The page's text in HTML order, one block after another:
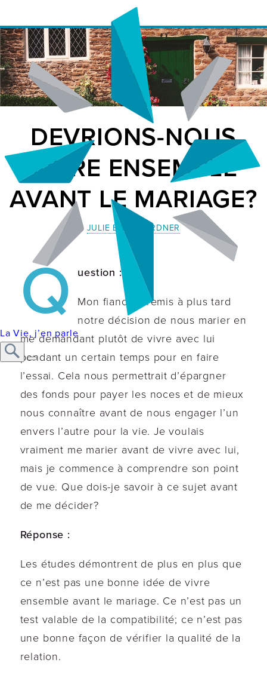
La Vie, j’en parle
DEVRIONS-NOUS
VIVRE ENSEMBLE
AVANT LE MARIAGE?
JULIE BAUMGARDNER
Q uestion :
Mon fiancé a remis à plus tard
notre décision de nous marier en
me demandant plutôt de vivre avec lui
pendant un certain temps pour en faire
l’essai. Cela nous permettrait d’épargner
des fonds pour payer les noces et de mieux
nous connaître avant de nous engager l’un
envers l’autre pour la vie. Je voulais
vraiment me marier avant de vivre avec lui,
mais je commence à comprendre son point
de vue. Que dois-je savoir à ce sujet avant
de me décider?
Réponse :
Les études démontrent de plus en plus que
ce n’est pas une bonne idée de vivre
ensemble avant le mariage. Ce n’est pas un
test valable de la compatibilité; ce n’est pas
une bonne façon de vérifier la qualité de la
relation.